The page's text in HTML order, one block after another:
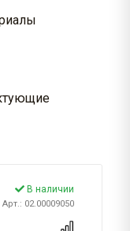
В наличии
Арт.: 02.00009050